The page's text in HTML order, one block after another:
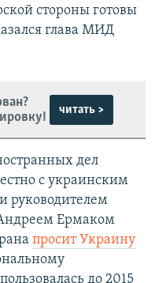
стороны готовы
глава МИД
читать >
дел
с украинским
руководителем
Ермаком
просит Украину
до 2015